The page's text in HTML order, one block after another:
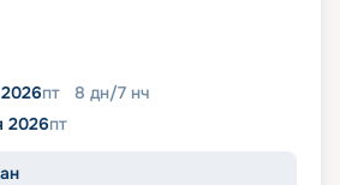
пт 8 дн/7 нч
2026пт